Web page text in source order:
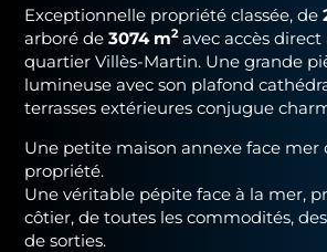
Exceptionnelle propriété classée, de
arboré de3074 m2avec accès
quartier Villès-Martin. Une grande
lumineuse avec son plafond
terrasses extérieures conjugue
Une petite maison annexe face mer
propriété.
Une véritable pépite face à la mer,
côtier, de toutes les commodités,
de sorties.